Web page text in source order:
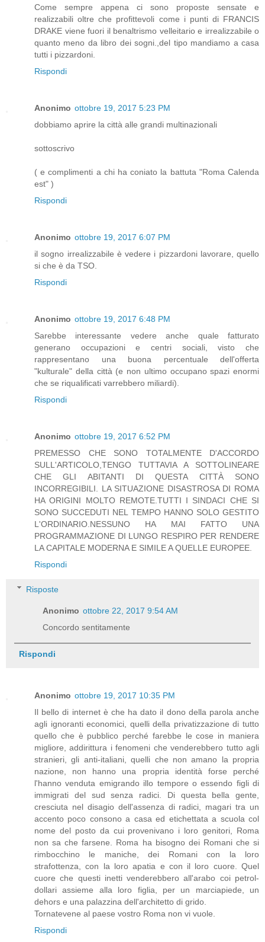
Come sempre appena ci sono proposte sensate e
realizzabili oltre che profittevoli come i punti di FRANCIS
DRAKE viene fuori il benaltrismo velleitario e irrealizzabile o
quanto meno da libro dei sogni.,del tipo mandiamo a casa
tutti i pizzardoni.
Rispondi
Anonimo ottobre 19, 2017 5:23 PM
dobbiamo aprire la città alle grandi multinazionali
sottoscrivo
( e complimenti a chi ha coniato la battuta "Roma Calenda
est" )
Rispondi
Anonimo ottobre 19, 2017 6:07 PM
il sogno irrealizzabile è vedere i pizzardoni lavorare, quello
si che è da TSO.
Rispondi
Anonimo ottobre 19, 2017 6:48 PM
Sarebbe interessante vedere anche quale fatturato
generano occupazioni e centri sociali, visto che
rappresentano una buona percentuale dell'offerta
"kulturale" della città (e non ultimo occupano spazi enormi
che se riqualificati varrebbero miliardi).
Rispondi
Anonimo ottobre 19, 2017 6:52 PM
PREMESSO CHE SONO TOTALMENTE D'ACCORDO
SULL'ARTICOLO,TENGO TUTTAVIA A SOTTOLINEARE
CHE GLI ABITANTI DI QUESTA CITTÀ SONO
INCORREGIBILI. LA SITUAZIONE DISASTROSA DI ROMA
HA ORIGINI MOLTO REMOTE.TUTTI I SINDACI CHE SI
SONO SUCCEDUTI NEL TEMPO HANNO SOLO GESTITO
L'ORDINARIO.NESSUNO HA MAI FATTO UNA
PROGRAMMAZIONE DI LUNGO RESPIRO PER RENDERE
LA CAPITALE MODERNA E SIMILE A QUELLE EUROPEE.
Rispondi
Risposte
Anonimo ottobre 22, 2017 9:54 AM
Concordo sentitamente
Rispondi
Anonimo ottobre 19, 2017 10:35 PM
Il bello di internet è che ha dato il dono della parola anche
agli ignoranti economici, quelli della privatizzazione di tutto
quello che è pubblico perché farebbe le cose in maniera
migliore, addirittura i fenomeni che venderebbero tutto agli
stranieri, gli anti-italiani, quelli che non amano la propria
nazione, non hanno una propria identità forse perché
l'hanno venduta emigrando illo tempore o essendo figli di
immigrati del sud senza radici. Di questa bella gente,
cresciuta nel disagio dell'assenza di radici, magari tra un
accento poco consono a casa ed etichettata a scuola col
nome del posto da cui provenivano i loro genitori, Roma
non sa che farsene. Roma ha bisogno dei Romani che si
rimbocchino le maniche, dei Romani con la loro
strafottenza, con la loro apatia e con il loro cuore. Quel
cuore che questi inetti venderebbero all'arabo coi petrol-
dollari assieme alla loro figlia, per un marciapiede, un
dehors e una palazzina dell'architetto di grido.
Tornatevene al paese vostro Roma non vi vuole.
Rispondi